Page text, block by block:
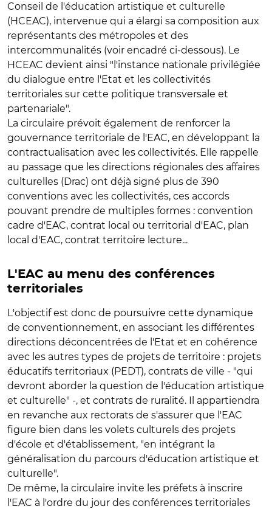
Conseil de l'éducation artistique et culturelle
(HCEAC), intervenue qui a élargi sa composition aux
représentants des métropoles et des
intercommunalités (voir encadré ci-dessous). Le
HCEAC devient ainsi "l'instance nationale privilégiée
du dialogue entre l'Etat et les collectivités
territoriales sur cette politique transversale et
partenariale".
La circulaire prévoit également de renforcer la
gouvernance territoriale de l'EAC, en développant la
contractualisation avec les collectivités. Elle rappelle
au passage que les directions régionales des affaires
culturelles (Drac) ont déjà signé plus de 390
conventions avec les collectivités, ces accords
pouvant prendre de multiples formes : convention
cadre d'EAC, contrat local ou territorial d'EAC, plan
local d'EAC, contrat territoire lecture...
L'EAC au menu des conférences
territoriales
L'objectif est donc de poursuivre cette dynamique
de conventionnement, en associant les différentes
directions déconcentrées de l'Etat et en cohérence
avec les autres types de projets de territoire : projets
éducatifs territoriaux (PEDT), contrats de ville - "qui
devront aborder la question de l'éducation artistique
et culturelle" -, et contrats de ruralité. Il appartiendra
en revanche aux rectorats de s'assurer que l'EAC
figure bien dans les volets culturels des projets
d'école et d'établissement, "en intégrant la
généralisation du parcours d'éducation artistique et
culturelle".
De même, la circulaire invite les préfets à inscrire
l'EAC à l'ordre du jour des conférences territoriales